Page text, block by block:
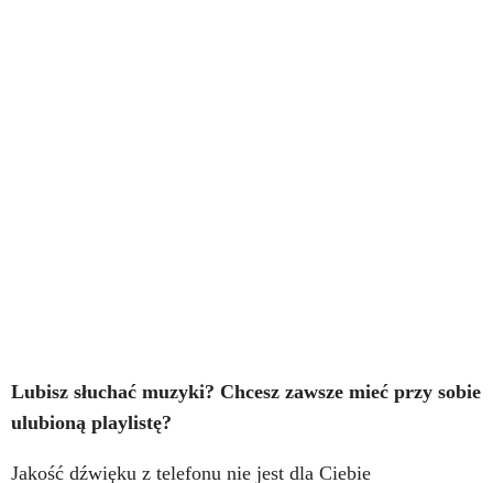
Lubisz słuchać muzyki? Chcesz zawsze mieć przy sobie
ulubioną playlistę?
Jakość dźwięku z telefonu nie jest dla Ciebie